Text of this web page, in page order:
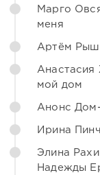
Марго
меня
Артём
мой дом
Анонс
Ирина
Элина
Надежды